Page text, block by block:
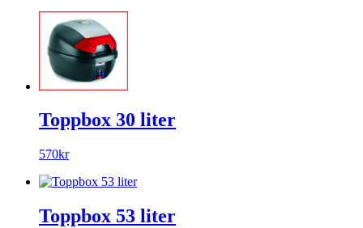
Toppbox 30 liter
570kr
Toppbox 53 liter